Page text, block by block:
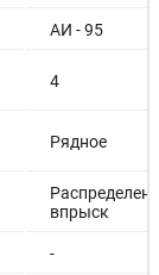
АИ - 95
4
Рядное
впрыск
-